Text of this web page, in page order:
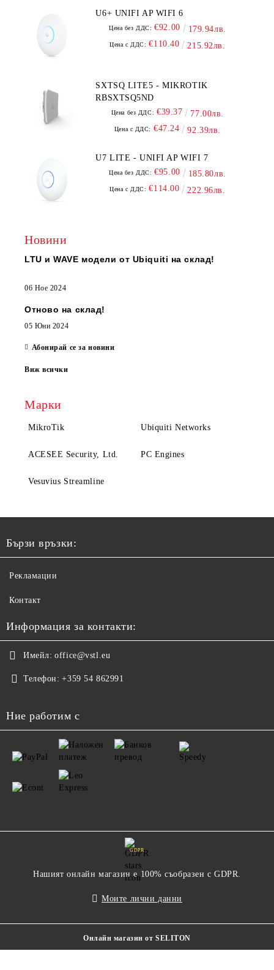
U6+ UNIFI AP WIFI 6
Цена без ДДС: €92.00 179.94лв.
Цена с ДДС: €110.40 215.92лв.
SXTSQ LITE5 - MIKROTIK
RBSXTSQ5ND
Цена без ДДС: €39.37 77.00лв.
Цена с ДДС: €47.24 92.39лв.
U7 LITE - UNIFI AP WIFI 7
Цена без ДДС: €95.00 185.80лв.
Цена с ДДС: €114.00 222.96лв.
Новини
LTU и WAVE модели от Ubiquiti на склад!
06 Ное 2024
Отново на склад!
05 Юни 2024
Абонирай се за новини
Виж всички
Марки
MikroTik Ubiquiti Networks
ACESEE Security, Ltd. PC Engines
Vesuvius Streamline
Бързи връзки:
Рекламации
Контакт
Информация за контакти:
Имейл: office@vstl.eu
Телефон: +359 54 862991
Ние работим с
GDPR
Нашият онлайн магазин е 100% съобразен с GDPR.
Моите лични данни
Онлайн магазин от SELITON